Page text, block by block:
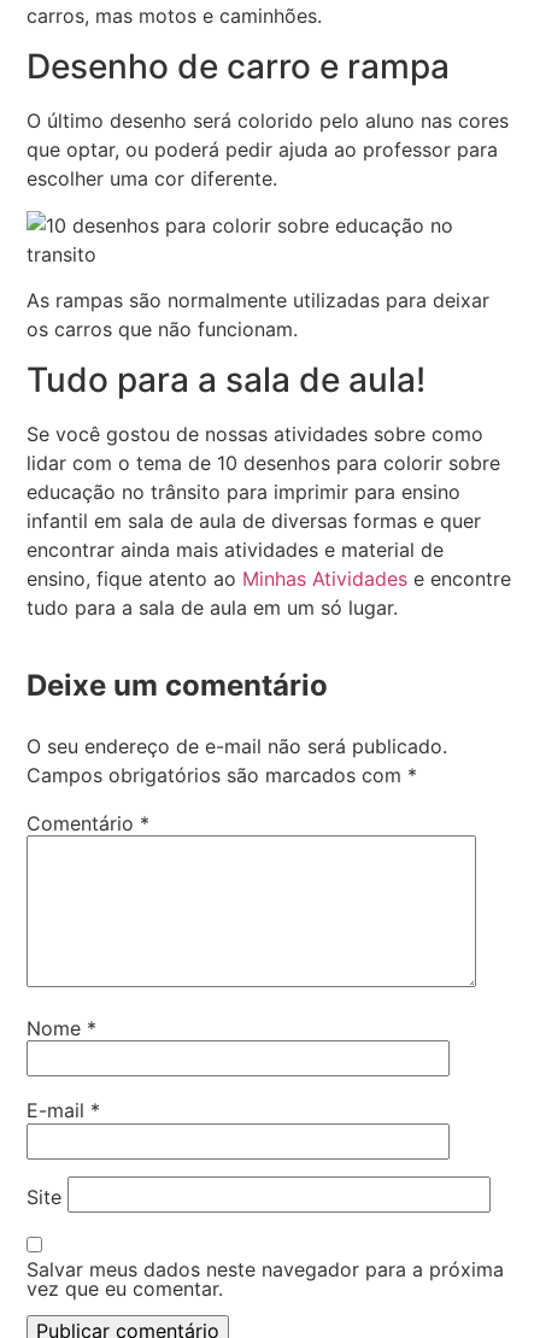
carros, mas motos e caminhões.
Desenho de carro e rampa
O último desenho será colorido pelo aluno nas cores
que optar, ou poderá pedir ajuda ao professor para
escolher uma cor diferente.
As rampas são normalmente utilizadas para deixar
os carros que não funcionam.
Tudo para a sala de aula!
Se você gostou de nossas atividades sobre como
lidar com o tema de 10 desenhos para colorir sobre
educação no trânsito para imprimir para ensino
infantil em sala de aula de diversas formas e quer
encontrar ainda mais atividades e material de
ensino, fique atento ao Minhas Atividades e encontre
tudo para a sala de aula em um só lugar.
Deixe um comentário
O seu endereço de e-mail não será publicado.
Campos obrigatórios são marcados com *
Comentário *
Nome *
E-mail *
Site
Salvar meus dados neste navegador para a próxima
vez que eu comentar.